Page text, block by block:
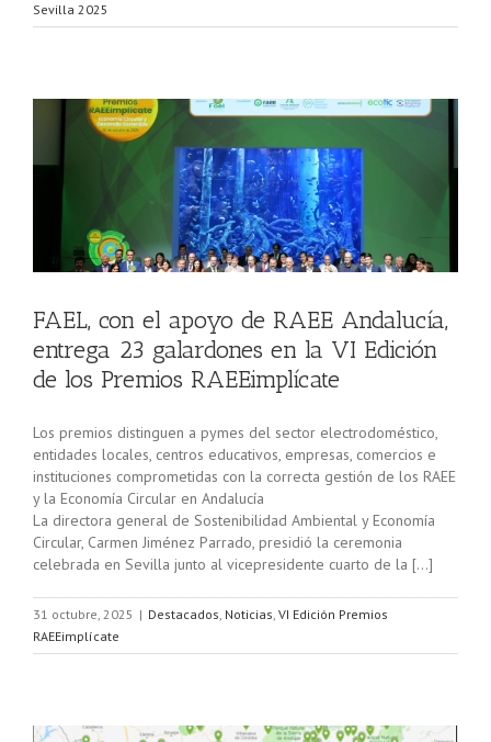
Sevilla 2025
FAEL, con el apoyo de RAEE Andalucía,
entrega 23 galardones en la VI Edición
de los Premios RAEEimplícate
Los premios distinguen a pymes del sector electrodoméstico,
entidades locales, centros educativos, empresas, comercios e
instituciones comprometidas con la correcta gestión de los RAEE
y la Economía Circular en Andalucía
La directora general de Sostenibilidad Ambiental y Economía
Circular, Carmen Jiménez Parrado, presidió la ceremonia
celebrada en Sevilla junto al vicepresidente cuarto de la […]
31 octubre, 2025 | Destacados Noticias VI Edición Premios
RAEEimplícate